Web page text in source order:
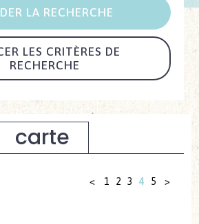
LES CRITÈRES DE
RECHERCHE
carte
< 1 2 3 4 5 >